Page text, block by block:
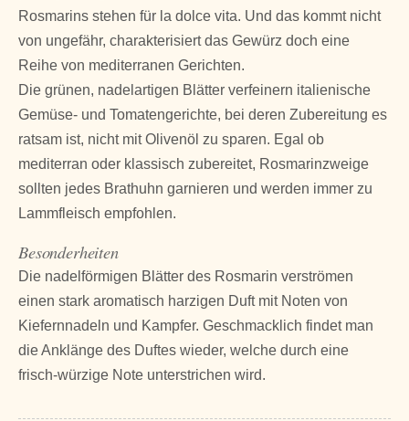
Rosmarins stehen für la dolce vita. Und das kommt nicht
von ungefähr, charakterisiert das Gewürz doch eine
Reihe von mediterranen Gerichten.
Die grünen, nadelartigen Blätter verfeinern italienische
Gemüse- und Tomatengerichte, bei deren Zubereitung es
ratsam ist, nicht mit Olivenöl zu sparen. Egal ob
mediterran oder klassisch zubereitet, Rosmarinzweige
sollten jedes Brathuhn garnieren und werden immer zu
Lammfleisch empfohlen.
Besonderheiten
Die nadelförmigen Blätter des Rosmarin verströmen
einen stark aromatisch harzigen Duft mit Noten von
Kiefernnadeln und Kampfer. Geschmacklich findet man
die Anklänge des Duftes wieder, welche durch eine
frisch-würzige Note unterstrichen wird.